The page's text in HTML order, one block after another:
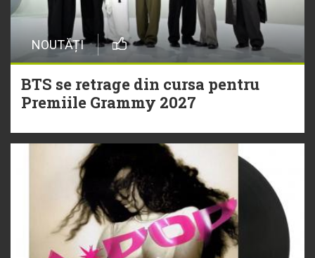
NOUTĂȚI
BTS se retrage din cursa pentru
Premiile Grammy 2027